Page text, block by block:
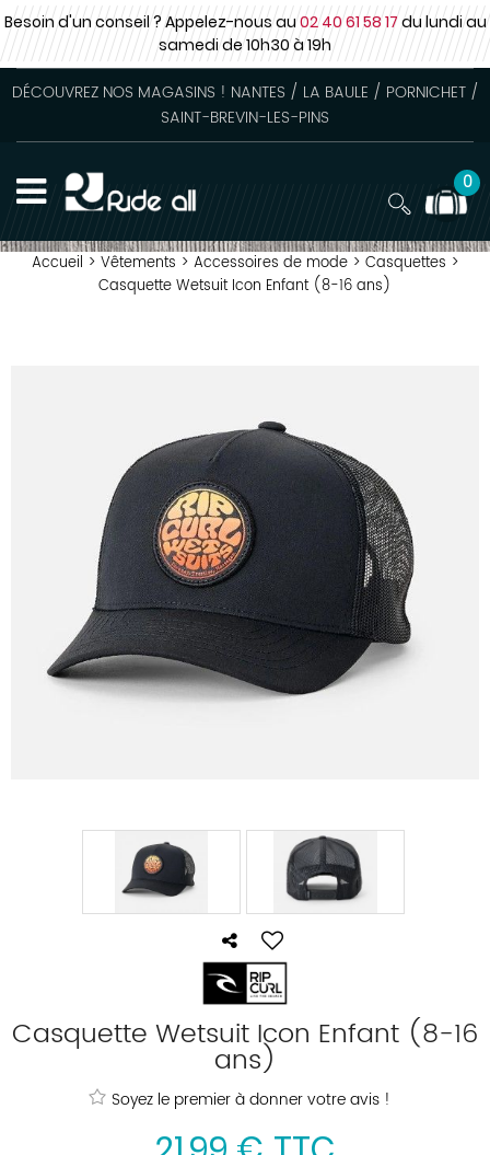
Besoin d'un conseil ? Appelez-nous au02 40 61 58 17du lundi au
samedide 10h30 à 19h
DÉCOUVREZ NOS MAGASINS ! NANTES / LA BAULE / PORNICHET /
SAINT-BREVIN-LES-PINS
0
Accueil > Vêtements > Accessoires de mode > Casquettes >
Casquette Wetsuit Icon Enfant (8-16 ans)
Casquette Wetsuit Icon Enfant (8-16
ans)
Soyez le premier à donner votre avis !